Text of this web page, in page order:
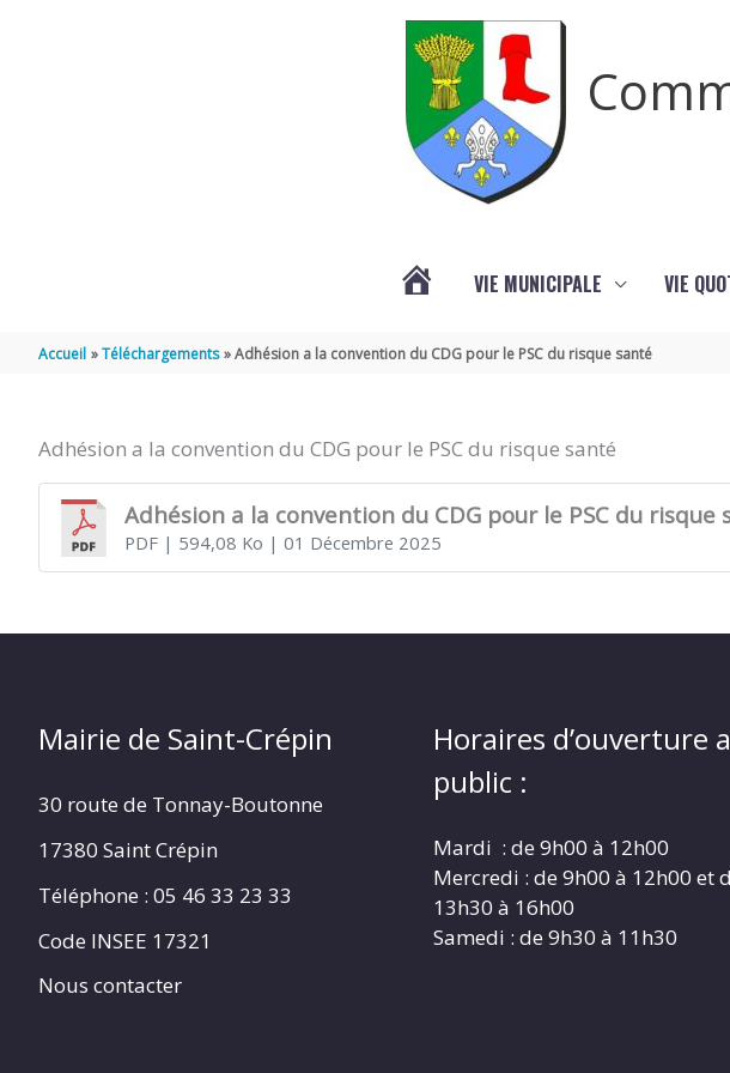
CRÉPIN
VIE MUNICIPALE VIE
Accueil Téléchargements Adhésion a la convention du CDG pour le PSC du risque santé
Adhésion a la convention du CDG pour le PSC du risque santé
Adhésion a la convention du CDG pour le PSC du risque
PDF| 594,08 Ko | 01 Décembre 2025
Mairie de Saint-Crépin
30 route de Tonnay-Boutonne
17380 Saint Crépin
Téléphone : 05 46 33 23 33
Code INSEE 17321
Nous contacter
Horaires d’ouverture
public :
Mardi : de 9h00 à 12h00
Mercredi : de 9h00 à 12h00 et
13h30 à 16h00
Samedi : de 9h30 à 11h30